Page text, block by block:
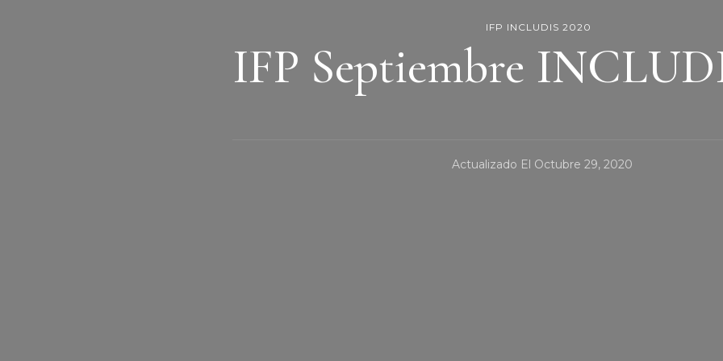
IFP INCLUDIS 2020
IFP Septiembre
Actualizado El Octubre 29, 2020